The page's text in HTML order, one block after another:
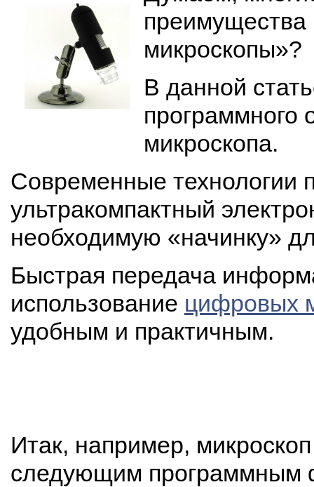
микроскопы»?
В данной
программного
микроскопа.
Современные технологии
ультракомпактный
необходимую «начинку»
Быстрая передача
использование цифровых
удобным и практичным.
Итак, например,
следующим программным